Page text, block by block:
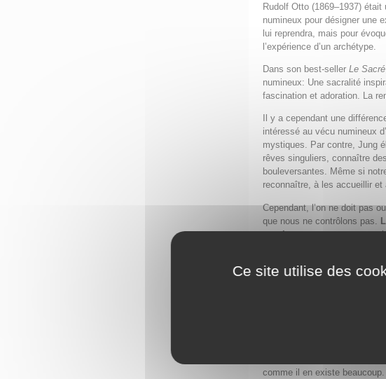
Rudolf Otto (1869–1937)
numineux pour désigner une
lui reprendra, mais pour
l’expérience d’un archétype.
Dans son best-sellerLe Sacré
numineux: Une sacralité
fascination et adoration. La
Il y a cependant une
intéressé au vécu numineux
mystiques. Par contre, Jung
rêves singuliers, connaître
bouleversantes. Même si
reconnaître, à les accueillir et
Cependant, l’on ne doit pas
que nous ne contrôlons pas.
numineuse », en ce sens
font qu’un archétype peut
paraît en
comme il en existe
Ce site utilise des